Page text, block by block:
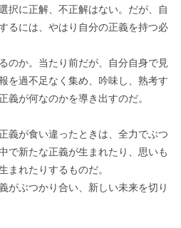
択に正解、不正解はない。だが、自
るには、やはり自分の正義を持つ必
のか。当たり前だが、自分自身で見
を過不足なく集め、吟味し、熟考す
義が何なのかを導き出すのだ。
義が食い違ったときは、全力でぶつ
で新たな正義が生まれたり、思いも
まれたりするものだ。
がぶつかり合い、新しい未来を切り